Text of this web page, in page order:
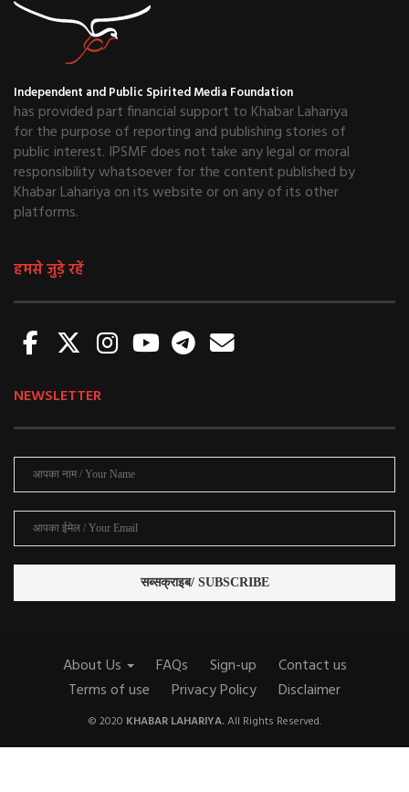
Independent and Public Spirited Media Foundation
has provided part financial support to Khabar Lahariya
for the purpose of reporting and publishing stories of
public interest. IPSMF does not take any legal or moral
responsibility whatsoever for the content published by
Khabar Lahariya on its website or on any of its other
platforms.
हमसे जुड़े रहें
NEWSLETTER
About Us FAQs Sign-up
Contact us
Terms of use
Privacy Policy Disclaimer
© 2020 KHABAR LAHARIYA.All Rights Reserved.